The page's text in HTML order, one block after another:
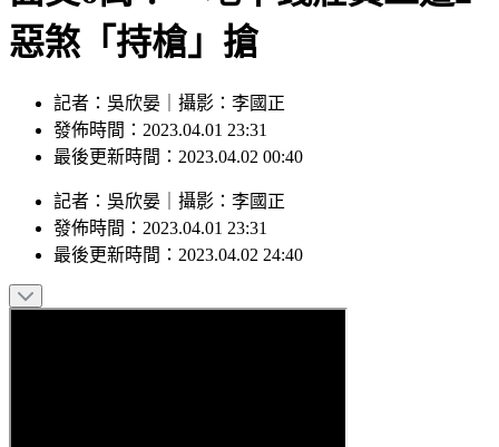
面交6萬！ 地下錢莊員工遭2
惡煞「持槍」搶
記者：吳欣晏｜攝影：李國正
發佈時間：2023.04.01 23:31
記者：吳欣晏｜攝影：李國正
發佈時間：2023.04.01 23:31